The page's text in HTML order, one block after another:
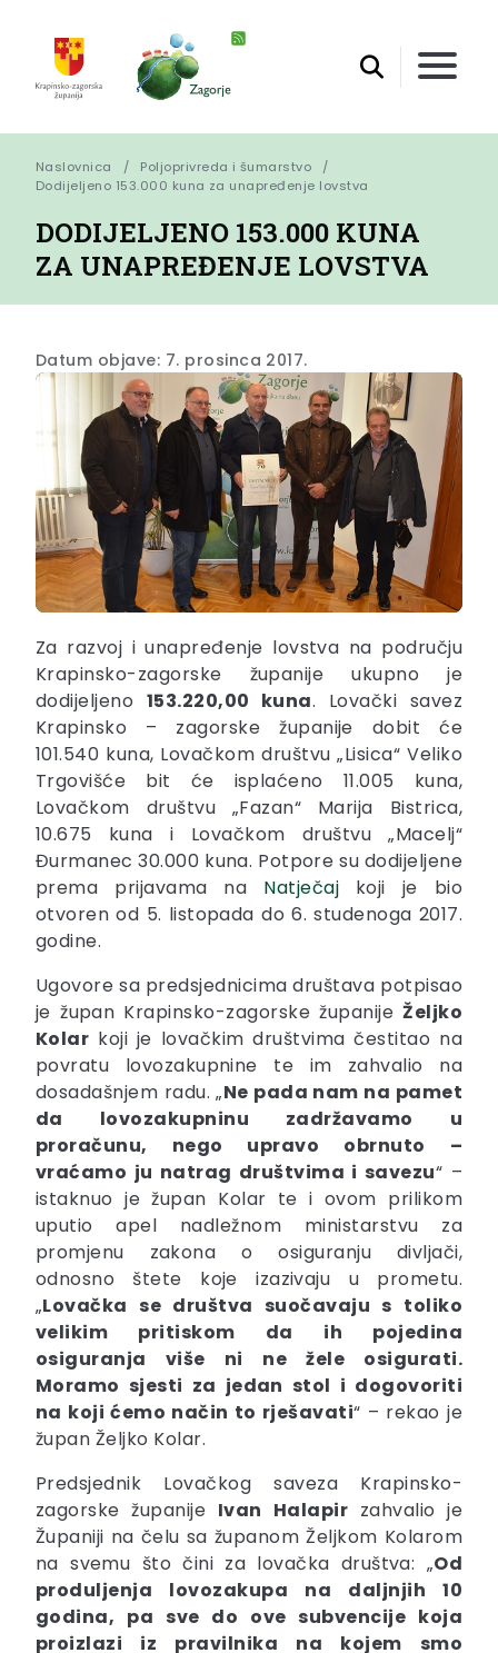
Naslovnica
Poljoprivreda i šumarstvo
Dodijeljeno 153.000 kuna za unapređenje lovstva
DODIJELJENO 153.000 KUNA
ZA UNAPREĐENJE LOVSTVA
Datum objave: 7. prosinca 2017.
Za razvoj i unapređenje lovstva na području
Krapinsko-zagorske županije ukupno je
dodijeljeno 153.220,00 kuna. Lovački savez
Krapinsko – zagorske županije dobit će
101.540 kuna, Lovačkom društvu „Lisica“ Veliko
Trgovišće bit će isplaćeno 11.005 kuna,
Lovačkom društvu „Fazan“ Marija Bistrica,
10.675 kuna i Lovačkom društvu „Macelj“
Đurmanec 30.000 kuna. Potpore su dodijeljene
prema prijavama na Natječaj koji je bio
otvoren od 5. listopada do 6. studenoga 2017.
godine.
Ugovore sa predsjednicima društava potpisao
je župan Krapinsko-zagorske županijeŽeljko
Kolar koji je lovačkim društvima čestitao na
povratu lovozakupnine te im zahvalio na
dosadašnjem radu. „Ne pada nam na pamet
da lovozakupninu zadržavamo u
proračunu, nego upravo obrnuto –
vraćamo ju natrag društvima i savezu“ –
istaknuo je župan Kolar te i ovom prilikom
uputio apel nadležnom ministarstvu za
promjenu zakona o osiguranju divljači,
odnosno štete koje izazivaju u prometu.
„Lovačka se društva suočavaju s toliko
velikim pritiskom da ih pojedina
osiguranja više ni ne žele osigurati.
Moramo sjesti za jedan stol i dogovoriti
na koji ćemo način to rješavati“ – rekao je
župan Željko Kolar.
Predsjednik Lovačkog saveza Krapinsko-
zagorske županije Ivan Halapir zahvalio je
Županiji na čelu sa županom Željkom Kolarom
na svemu što čini za lovačka društva: „Od
produljenja lovozakupa na daljnjih 10
godina, pa sve do ove subvencije koja
proizlazi iz pravilnika na kojem smo